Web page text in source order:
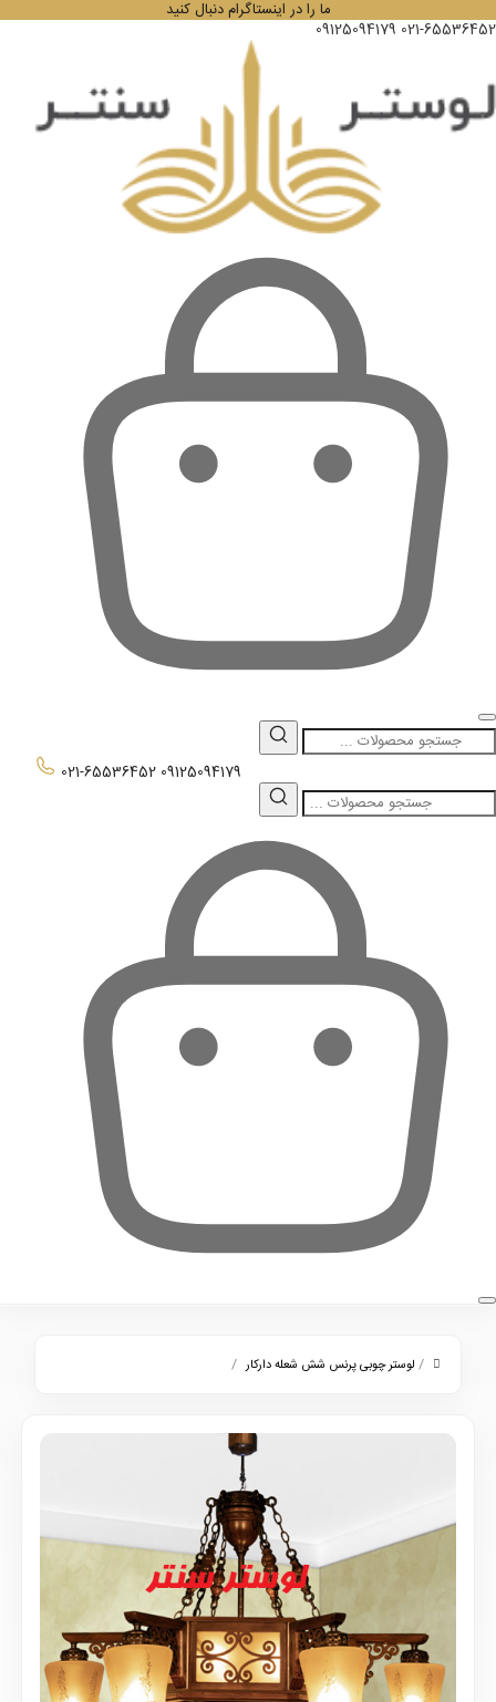
ما را در اینستاگرام دنبال کنید
021-65536452
09125094179
021-65536452 09125094179
/ لوستر چوبی پرنس شش شعله دارکار /